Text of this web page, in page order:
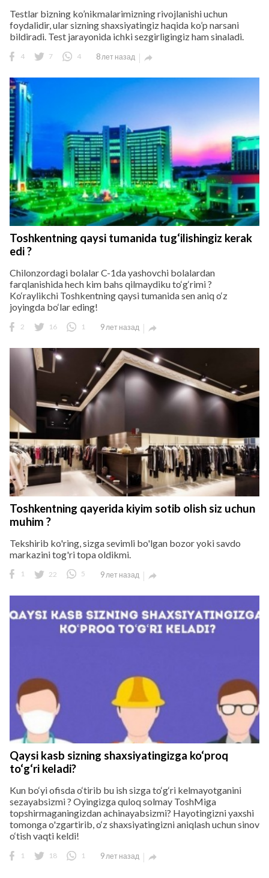
Testlar bizning ko’nikmalarimizning rivojlanishi uchun
foydalidir, ular sizning shaxsiyatingiz haqida ko’p narsani
bildiradi. Test jarayonida ichki sezgirligingiz ham sinaladi.
4 7 4 8 лет назад 
Toshkentning qaysi tumanida tug‘ilishingiz kerak
edi ?
Chilonzordagi bolalar C-1da yashovchi bolalardan
farqlanishida hech kim bahs qilmaydiku to‘g‘rimi ?
Ko‘raylikchi Toshkentning qaysi tumanida sen aniq o‘z
joyingda bo‘lar eding!
2 16 1 9 лет назад 
Toshkentning qayerida kiyim sotib olish siz uchun
muhim ?
Tekshirib ko'ring, sizga sevimli bo'lgan bozor yoki savdo
markazini tog'ri topa oldikmi.
1 22 5 9 лет назад 
Qaysi kasb sizning shaxsiyatingizga ko‘proq
to‘g‘ri keladi?
Kun bo‘yi ofisda o‘tirib bu ish sizga to‘g‘ri kelmayotganini
sezayabsizmi ? Oyingizga quloq solmay ToshMiga
topshirmaganingizdan achinayabsizmi? Hayotingizni yaxshi
tomonga o'zgartirib, o‘z shaxsiyatingizni aniqlash uchun sinov
o‘tish vaqti keldi!
1 18 1 9 лет назад 